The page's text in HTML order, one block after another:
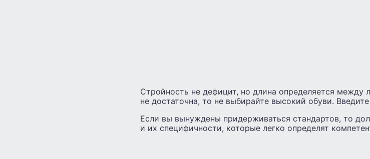
Стройность не дефицит, но длина определяется
не достаточна, то не выбирайте высокий обуви. Введите
Если вы вынуждены придерживаться стандартов, то
и их специфичности, которые легко определят